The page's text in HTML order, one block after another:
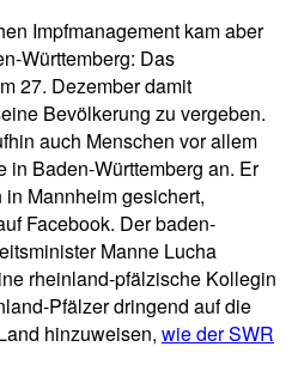
Impfmanagement kam aber
Württemberg: Das
27. Dezember damit
Bevölkerung zu vergeben.
auch Menschen vor allem
in Baden-Württemberg an. Er
Mannheim gesichert,
Facebook. Der baden-
Manne Lucha
rheinland-pfälzische Kollegin
Pfälzer dringend auf die
hinzuweisen, wie der SWR